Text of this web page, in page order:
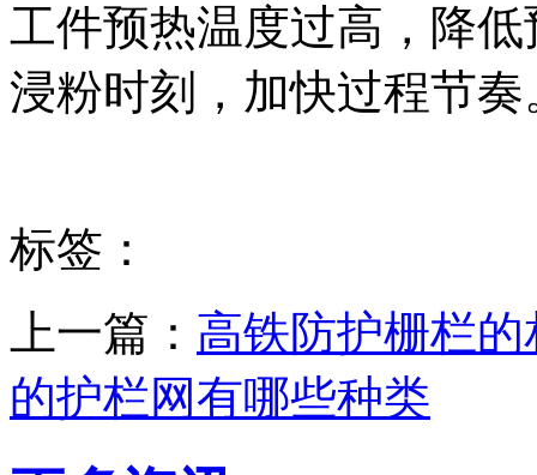
工件预热温度过高，降
浸粉时刻，加快过程节奏
标签：
上一篇： 高铁防护栅栏
的护栏网有哪些种类